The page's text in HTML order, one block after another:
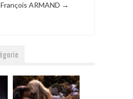
François ARMAND →